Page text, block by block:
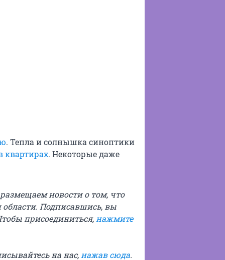
. Тепла и солнышка синоптики
квартирах. Некоторые даже
новости о том, что
Подписавшись, вы
присоединиться, нажмите
на нас, нажав сюда.